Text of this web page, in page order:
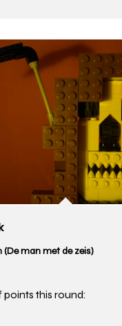
(De man met de zeis)
this round: